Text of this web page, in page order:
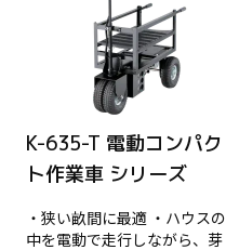
K-635-T 電動コンパク
ト作業車 シリーズ
・狭い畝間に最適 ・ハウスの
中を電動で走行しながら、芽